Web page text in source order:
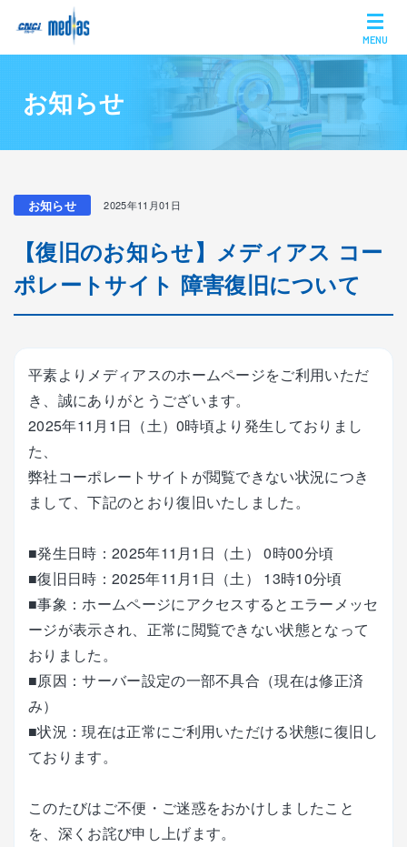
MENU
お知らせ
お知らせ 2025年11月01日
【復旧のお知らせ】メディアス コー
ポレートサイト 障害復旧について
平素よりメディアスのホームページをご利用いただ
き、誠にありがとうございます。
2025年11月1日（土）0時頃より発生しておりまし
た、
弊社コーポレートサイトが閲覧できない状況につき
まして、下記のとおり復旧いたしました。
■発生日時：2025年11月1日（土） 0時00分頃
■復旧日時：2025年11月1日（土） 13時10分頃
■事象：ホームページにアクセスするとエラーメッセ
ージが表示され、正常に閲覧できない状態となって
おりました。
■原因：サーバー設定の一部不具合（現在は修正済
み）
■状況：現在は正常にご利用いただける状態に復旧し
ております。
このたびはご不便・ご迷惑をおかけしましたこと
を、深くお詫び申し上げます。